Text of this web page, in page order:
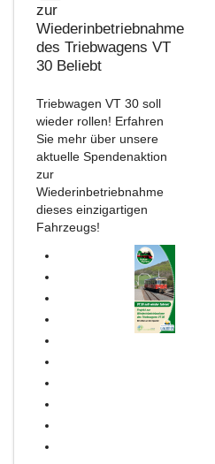
zur
Wiederinbetriebnahme
des Triebwagens VT
30 Beliebt
Triebwagen VT 30 soll
wieder rollen! Erfahren
Sie mehr über unsere
aktuelle Spendenaktion
zur
Wiederinbetriebnahme
dieses einzigartigen
Fahrzeugs!